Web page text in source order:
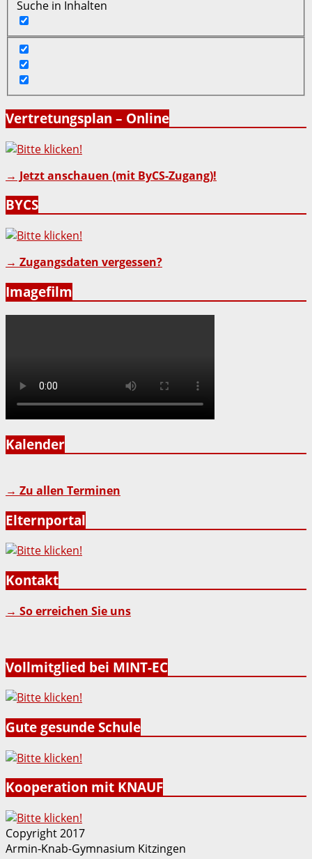
Suche in Inhalten
Vertretungsplan – Online
→ Jetzt anschauen (mit ByCS-Zugang)!
BYCS
→ Zugangsdaten vergessen?
Imagefilm
Kalender
→ Zu allen Terminen
Elternportal
Kontakt
→ So erreichen Sie uns
Vollmitglied bei MINT-EC
Gute gesunde Schule
Kooperation mit KNAUF
Copyright 2017
Armin-Knab-Gymnasium Kitzingen